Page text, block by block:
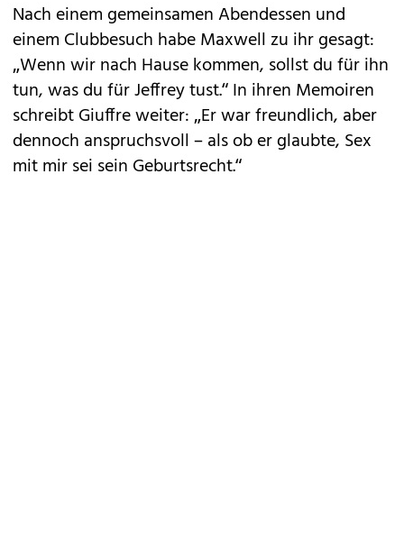
Nach einem gemeinsamen Abendessen und
einem Clubbesuch habe Maxwell zu ihr gesagt:
„Wenn wir nach Hause kommen, sollst du für ihn
tun, was du für Jeffrey tust.“ In ihren Memoiren
schreibt Giuffre weiter: „Er war freundlich, aber
dennoch anspruchsvoll – als ob er glaubte, Sex
mit mir sei sein Geburtsrecht.“